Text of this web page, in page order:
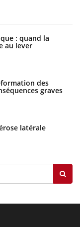
: quand la
au lever
des
graves
latérale